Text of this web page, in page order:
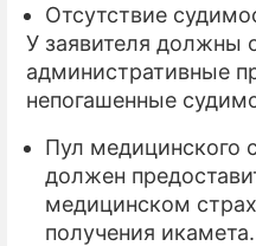
Отсутствие
У заявителя должны
административные
непогашенные
Пул медицинского
должен
медицинском
получения